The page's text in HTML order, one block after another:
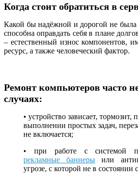
Когда стоит обратиться в
Какой бы надёжной и дорогой не была
способна оправдать себя в плане
– естественный износ компонентов,
ресурс, а также человеческий фактор.
Ремонт компьютеров часто
случаях:
• устройство зависает, тормозит,
выполнении простых задач,
не включается;
• при работе с системой
рекламные баннеры или
угрозе, с которой не в состоянии